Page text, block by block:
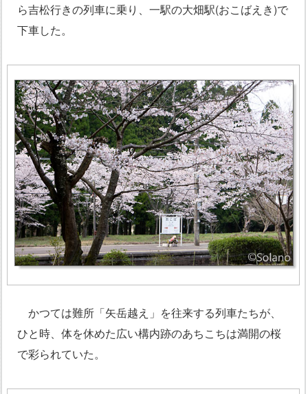
ら吉松行きの列車に乗り、一駅の大畑駅(おこばえき)で
下車した。
かつては難所「矢岳越え」を往来する列車たちが、
ひと時、体を休めた広い構内跡のあちこちは満開の桜
で彩られていた。